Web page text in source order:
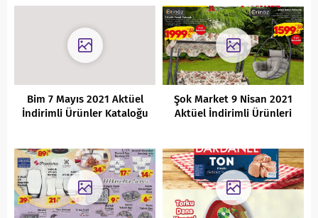
Bim 7 Mayıs 2021 Aktüel
İndirimli Ürünler Kataloğu
Şok Market 9 Nisan 2021
Aktüel İndirimli Ürünleri